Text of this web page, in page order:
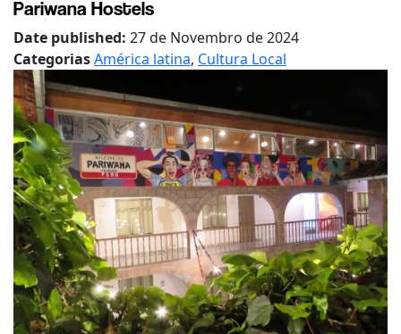
Pariwana Hostels
Date published: 27 de Novembro de 2024
CategoriasAmérica latina, Cultura Local